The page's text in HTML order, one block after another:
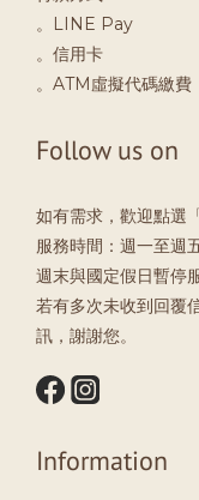
。LINE Pay
。信用卡
。ATM虛擬代碼繳費
Follow us on
如有需求，歡迎點選
服務時間：週一至週
週末與國定假日暫停服
若有多次未收到回覆
訊，謝謝您。
Information